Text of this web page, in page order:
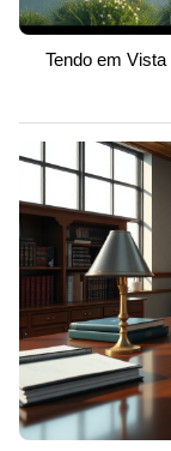
Tendo em